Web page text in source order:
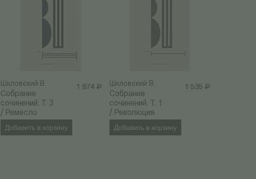
1 674 Р
Шкловский В.
Собрание
сочинений. Т. 3
/ Ремесло
Добавить в корзину
1 535 Р
Шкловский В.
Собрание
сочинений. Т. 1
/ Революция
Добавить в корзину